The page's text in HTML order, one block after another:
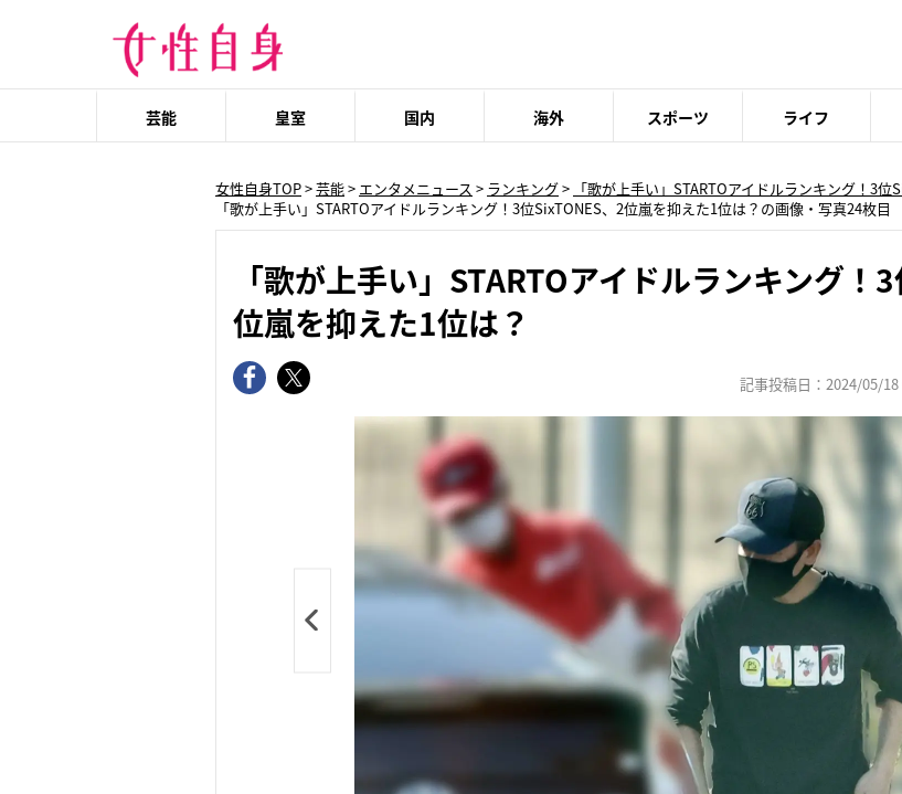
芸能 皇室 国内 海外 スポーツ ライフ
女性自身TOP>芸能> エンタメニュース > ランキング> 「歌が上手い」STARTOアイドルランキング！3
「歌が上手い」STARTOアイドルランキング！3位SixTONES、2位嵐を抑えた1位は？の画像・写真24枚目
「歌が上手い」STARTOアイドルランキング！
位嵐を抑えた1位は？
記事投稿日：2024/05/